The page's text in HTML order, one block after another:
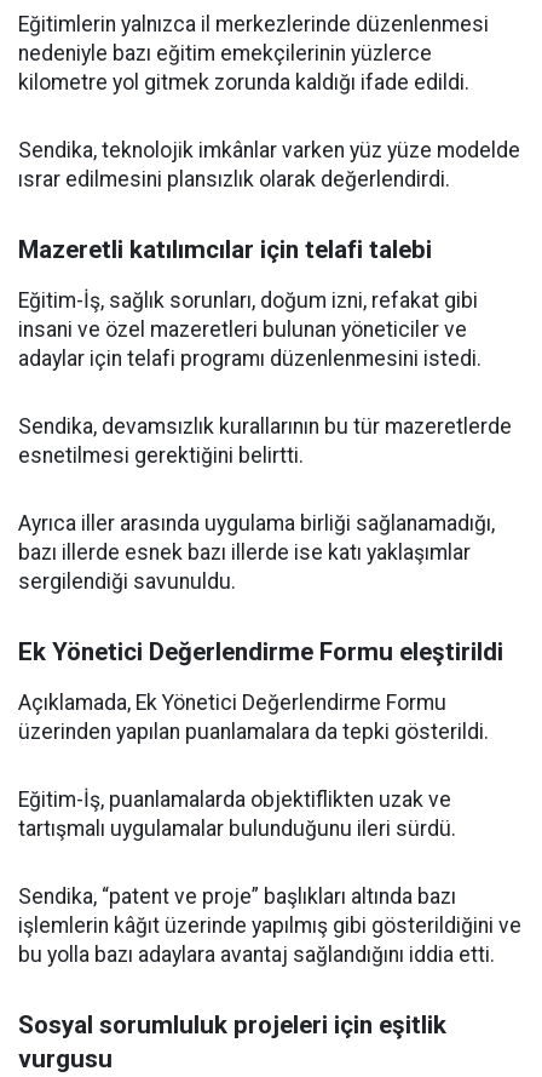
Eğitimlerin yalnızca il merkezlerinde düzenlenmesi
nedeniyle bazı eğitim emekçilerinin yüzlerce
kilometre yol gitmek zorunda kaldığı ifade edildi.
Sendika, teknolojik imkânlar varken yüz yüze modelde
ısrar edilmesini plansızlık olarak değerlendirdi.
Mazeretli katılımcılar için telafi talebi
Eğitim-İş, sağlık sorunları, doğum izni, refakat gibi
insani ve özel mazeretleri bulunan yöneticiler ve
adaylar için telafi programı düzenlenmesini istedi.
Sendika, devamsızlık kurallarının bu tür mazeretlerde
esnetilmesi gerektiğini belirtti.
Ayrıca iller arasında uygulama birliği sağlanamadığı,
bazı illerde esnek bazı illerde ise katı yaklaşımlar
sergilendiği savunuldu.
Ek Yönetici Değerlendirme Formu eleştirildi
Açıklamada, Ek Yönetici Değerlendirme Formu
üzerinden yapılan puanlamalara da tepki gösterildi.
Eğitim-İş, puanlamalarda objektiflikten uzak ve
tartışmalı uygulamalar bulunduğunu ileri sürdü.
Sendika, “patent ve proje” başlıkları altında bazı
işlemlerin kâğıt üzerinde yapılmış gibi gösterildiğini ve
bu yolla bazı adaylara avantaj sağlandığını iddia etti.
Sosyal sorumluluk projeleri için eşitlik
vurgusu